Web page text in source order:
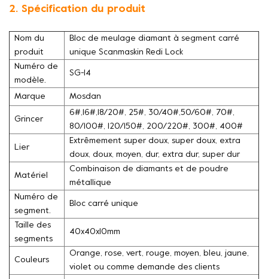
2. Spécification du produit
Nom du
produit
Bloc de meulage diamant à segment carré
unique Scanmaskin Redi Lock
Numéro de
modèle.
SG-14
Marque Mosdan
Grincer
6#,16#,18/20#, 25#, 30/40#,50/60#, 70#,
80/100#, 120/150#, 200/220#, 300#, 400#
Lier
Extrêmement super doux, super doux, extra
doux, doux, moyen, dur, extra dur, super dur
Matériel
Combinaison de diamants et de poudre
métallique
Numéro de
segment.
Bloc carré unique
Taille des
segments
40x40x10mm
Couleurs
Orange, rose, vert, rouge, moyen, bleu, jaune,
violet ou comme demande des clients